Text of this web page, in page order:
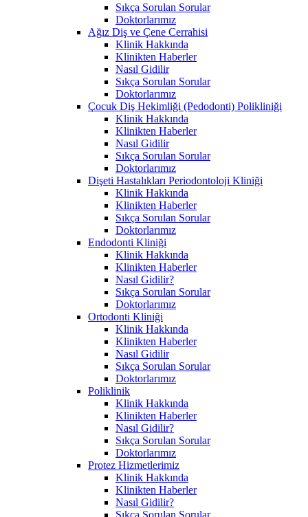
Sıkça Sorulan Sorular
Doktorlarımız
Ağız Diş ve Çene Cerrahisi
Klinik Hakkında
Klinikten Haberler
Nasıl Gidilir
Sıkça Sorulan Sorular
Doktorlarımız
Çocuk Diş Hekimliği (Pedodonti) Polikliniği
Klinik Hakkında
Klinikten Haberler
Nasıl Gidilir
Sıkça Sorulan Sorular
Doktorlarımız
Dişeti Hastalıkları Periodontoloji Kliniği
Klinik Hakkında
Klinikten Haberler
Sıkça Sorulan Sorular
Doktorlarımız
Endodonti Kliniği
Klinik Hakkında
Klinikten Haberler
Nasıl Gidilir?
Sıkça Sorulan Sorular
Doktorlarımız
Ortodonti Kliniği
Klinik Hakkında
Klinikten Haberler
Nasıl Gidilir
Sıkça Sorulan Sorular
Doktorlarımız
Poliklinik
Klinik Hakkında
Klinikten Haberler
Nasıl Gidilir?
Sıkça Sorulan Sorular
Doktorlarımız
Protez Hizmetlerimiz
Klinik Hakkında
Klinikten Haberler
Nasıl Gidilir?
Sıkça Sorulan Sorular